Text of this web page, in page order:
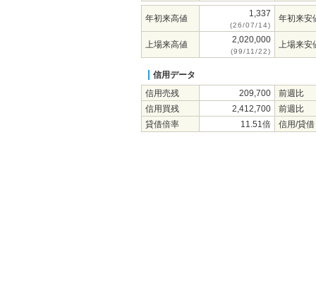
年初来高値 1,337
(26/07/14)
年初来安
上場来高値 2,020,000
(99/11/22)
上場来安
信用データ
信用売残
209,700
前週比
信用買残
2,412,700
前週比
貸借倍率
11.51倍 信用/貸借